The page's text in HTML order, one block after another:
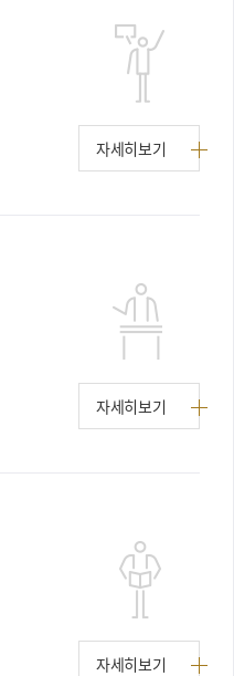
자세히보기
자세히보기
자세히보기